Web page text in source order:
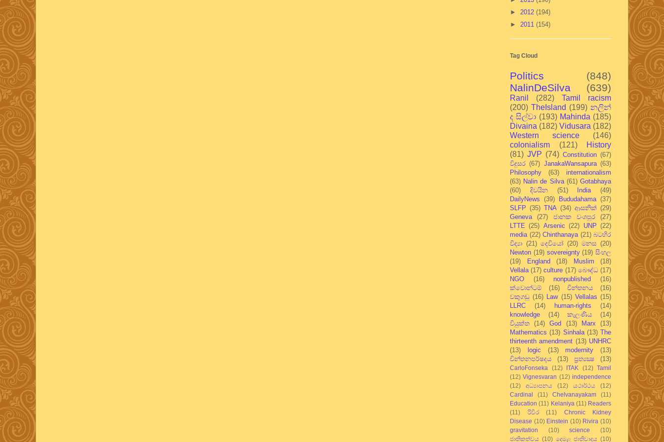
► 2012 (194)
► 2011 (154)
Tag Cloud
Politics
(848)
NalinDeSilva
(639)
Ranil (282)
Tamil racism
(200) TheIsland (199) නලින්
ද සිල්වා (193) Mahinda (185)
Divaina (182) Vidusara (182)
Western science
(146)
colonialism
(121)
History
(81) JVP (74) Constitution (67)
විදුසර (67) JanakaWansapura (63)
Philosophy
(63)
internationalism
(63) Nalin de Silva (61) Gotabhaya
(60)
දිවයින (51) India
(49)
DailyNews (39) Bududahama (37)
SLFP (35) TNA (34) ආසනික් (29)
Geneva
(27) ජානක වංශපුර
(27)
LTTE (25) Arsenic (22) UNP (22)
media (22) Chinthanaya (21) බටහිර
විද්‍යා (21) දෙවියෝ (20) මනස (20)
Newton (19) sovereignty (19) සිංහල
(19)
England (18) Muslim
(18)
Vellala (17) culture (17) බෞද්ධ (17)
NGO
(16) nonpublished
(16)
ක්වොන්ටම්
(16) චින්තනය
(16)
වකුගඩු (16) Law (15) Vellalas (15)
LLRC
(14) human-rights
(14)
knowledge
(14) කැලණිය
(14)
වියුක්ත
(14) God (13) Marx
(13)
Mathematics (13) Sinhala (13) The
thirteenth amendment (13) UNHRC
(13)
logic (13) modernity
(13)
චින්තනපර්ෂදය
(13) ප්‍රත්‍යක්‍ෂ (13)
CarloFonseka (12) ITAK (12) Tamil
(12) Vignesvaran (12) independence
(12)
අධ්‍යාපනය (12) යථාර්ථය
(12)
Cardinal
(11) Chelvanayakam
(11)
Education (11) Kelaniya (11) Readers
(11)
රිවිර (11)
Chronic Kidney
Disease (10) Einstein (10) Rivira (10)
gravitation
(10) science
(10)
ජාතිකත්වය (10) දෙමළ ජාතිවාදය (10)